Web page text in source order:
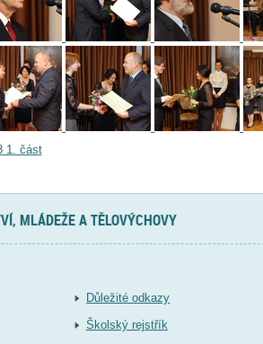
1. část
MLÁDEŽE A TĚLOVÝCHOVY
Důležité odkazy
Školský rejstřík